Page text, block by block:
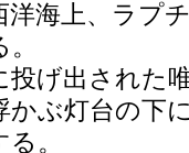
洋海上、ラプ
投げ出された
かぶ灯台の下
る。